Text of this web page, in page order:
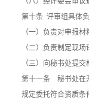
第十条 评审组具体
（一）负责对申报
（二）负责制定现
（三）向秘书处提
第十一条 秘书处在
规定委托符合资质条